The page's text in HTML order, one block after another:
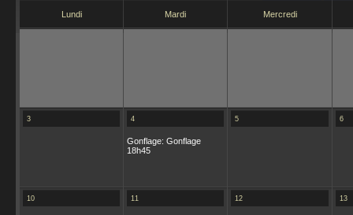
Lundi Mardi Mercredi
3 4
Gonflage: Gonflage
18h45
5 6
10 11 12 13